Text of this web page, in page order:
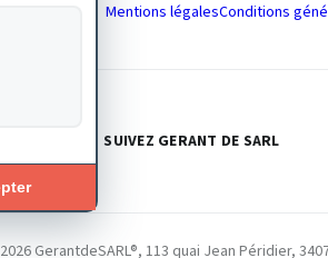
Mentions légalesConditions
SUIVEZ GERANT DE SARL
2026 GerantdeSARL®, 113 quai Jean Péridier,